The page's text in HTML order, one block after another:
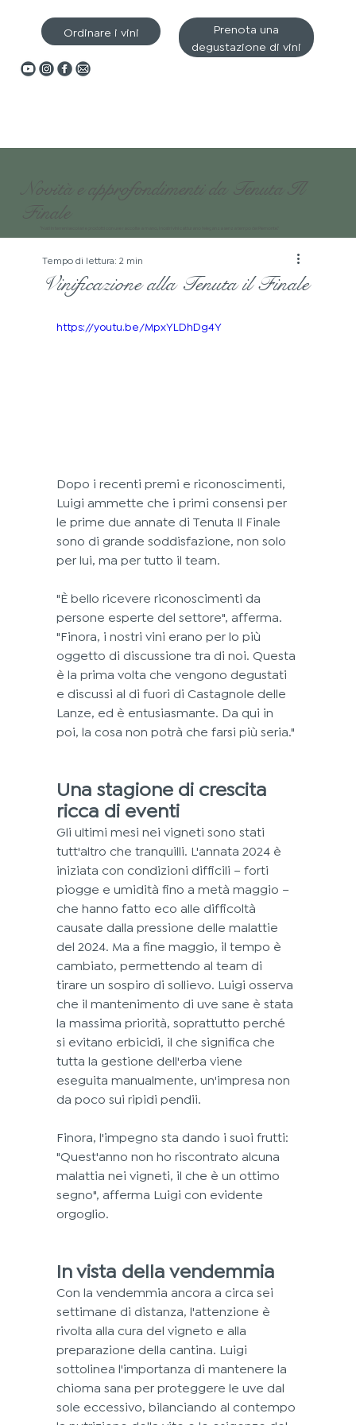
Ordinare i vini
Prenota una
degustazione di vini
Novità e approfondimenti da Tenuta Il
Finale
Vinificazione alla Tenuta il Finale
Tempo di lettura: 2 min
https://youtu.be/MpxYLDhDg4Y
Dopo i recenti premi e riconoscimenti,
Luigi ammette che i primi consensi per
le prime due annate di Tenuta Il Finale
sono di grande soddisfazione, non solo
per lui, ma per tutto il team.
"È bello ricevere riconoscimenti da
persone esperte del settore", afferma.
"Finora, i nostri vini erano per lo più
oggetto di discussione tra di noi. Questa
è la prima volta che vengono degustati
e discussi al di fuori di Castagnole delle
Lanze, ed è entusiasmante. Da qui in
poi, la cosa non potrà che farsi più seria."
Una stagione di crescita
ricca di eventi
Gli ultimi mesi nei vigneti sono stati
tutt'altro che tranquilli. L'annata 2024 è
iniziata con condizioni difficili – forti
piogge e umidità fino a metà maggio –
che hanno fatto eco alle difficoltà
causate dalla pressione delle malattie
del 2024. Ma a fine maggio, il tempo è
cambiato, permettendo al team di
tirare un sospiro di sollievo. Luigi osserva
che il mantenimento di uve sane è stata
la massima priorità, soprattutto perché
si evitano erbicidi, il che significa che
tutta la gestione dell'erba viene
eseguita manualmente, un'impresa non
da poco sui ripidi pendii.
Finora, l'impegno sta dando i suoi frutti:
"Quest'anno non ho riscontrato alcuna
malattia nei vigneti, il che è un ottimo
segno", afferma Luigi con evidente
orgoglio.
In vista della vendemmia
Con la vendemmia ancora a circa sei
settimane di distanza, l'attenzione è
rivolta alla cura del vigneto e alla
preparazione della cantina. Luigi
sottolinea l'importanza di mantenere la
chioma sana per proteggere le uve dal
sole eccessivo, bilanciando al contempo